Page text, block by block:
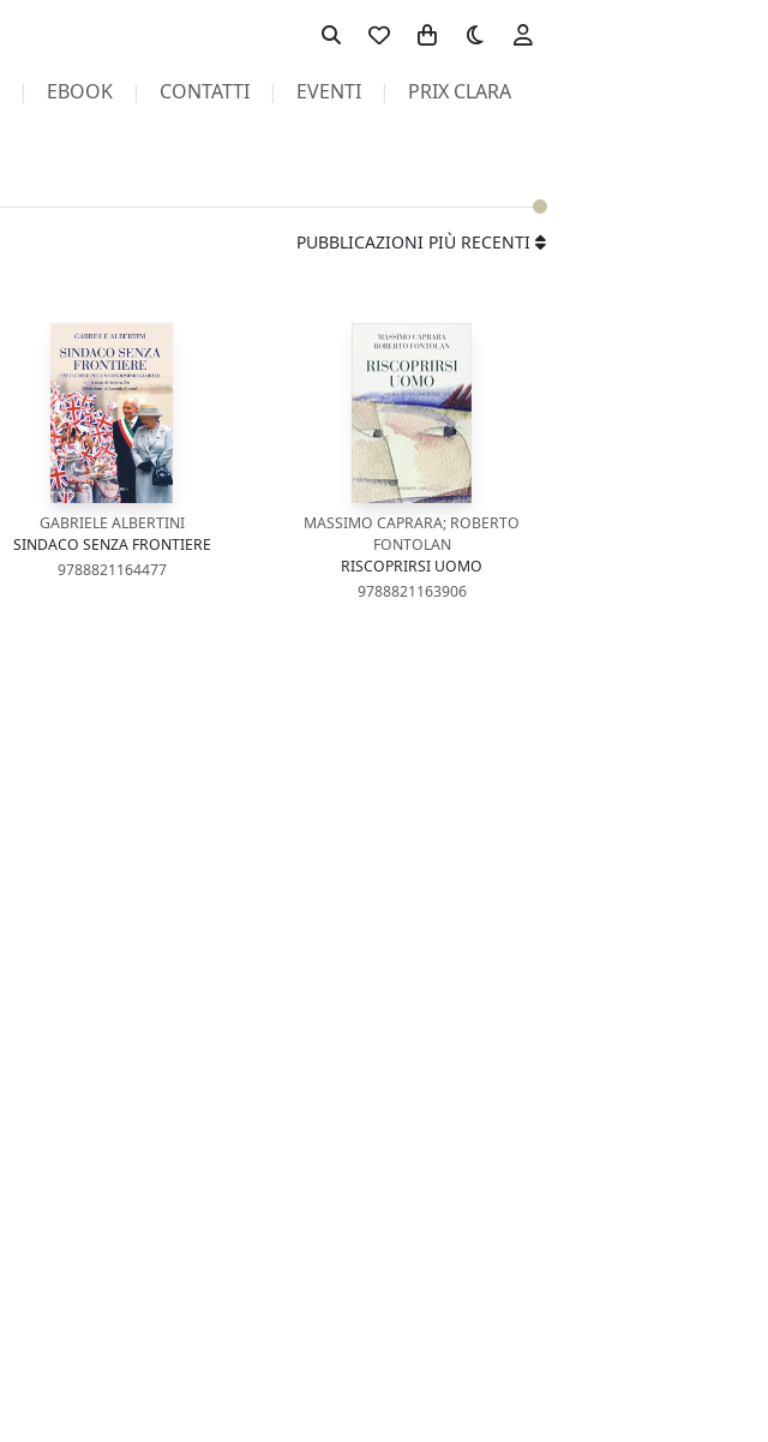
Toggle theme
EBOOK CONTATTI EVENTI PRIX CLARA
PUBBLICAZIONI PIÙ RECENTI
GABRIELE ALBERTINI
SINDACO SENZA FRONTIERE
9788821164477
MASSIMO CAPRARA; ROBERTO
FONTOLAN
RISCOPRIRSI UOMO
9788821163906